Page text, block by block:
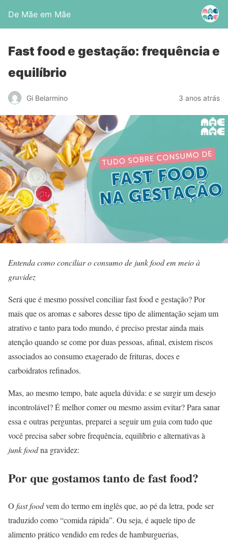
De Mãe em Mãe
Fast food e gestação: frequência e
equilíbrio
Gi Belarmino 3 anos atrás
Entenda como conciliar o consumo de junk food em meio à
gravidez
Será que é mesmo possível conciliar fast food e gestação? Por
mais que os aromas e sabores desse tipo de alimentação sejam um
atrativo e tanto para todo mundo, é preciso prestar ainda mais
atenção quando se come por duas pessoas, afinal, existem riscos
associados ao consumo exagerado de frituras, doces e
carboidratos refinados.
Mas, ao mesmo tempo, bate aquela dúvida: e se surgir um desejo
incontrolável? É melhor comer ou mesmo assim evitar? Para sanar
essa e outras perguntas, preparei a seguir um guia com tudo que
você precisa saber sobre frequência, equilíbrio e alternativas à
junk foodna gravidez:
Por que gostamos tanto de fast food?
O fast foodvem do termo em inglês que, ao pé da letra, pode ser
traduzido como “comida rápida”. Ou seja, é aquele tipo de
alimento prático vendido em redes de hamburguerias,